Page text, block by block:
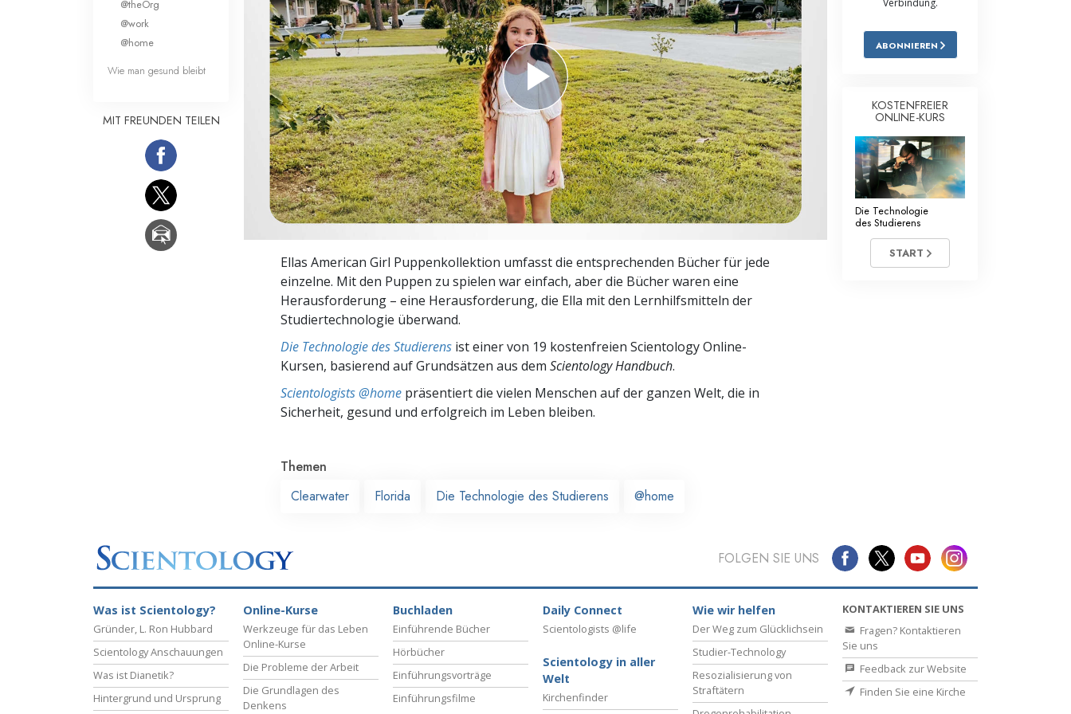
Liebe und Hass – Was ist Größe?
Antworten auf das Drogenproblem
Kinder
Werkzeuge für den Arbeitsplatz
Ethik und die Zustände
Die Ursache von Unterdrückung
Ermittlungen
Grundlagen des Organisierens
Die Grundlagen von Public Relations
Ellas American Girl Puppenkollektion umfasst die entsprechenden Bücher für jede
einzelne. Mit den Puppen zu spielen war einfach, aber die Bücher waren eine
Herausforderung – eine Herausforderung, die Ella mit den Lernhilfsmitteln der
Studiertechnologie überwand.
Die Technologie des Studierens ist einer von 19 kostenfreien Scientology Online-
Kursen, basierend auf Grundsätzen aus dem Scientology Handbuch.
Scientologists @home präsentiert die vielen Menschen auf der ganzen Welt, die in
Sicherheit, gesund und erfolgreich im Leben bleiben.
Themen
Clearwater
Florida Die Technologie des Studierens @home
@theOrg
@work
@home
Wie man gesund bleibt
MIT FREUNDEN TEILEN
Verbindung.
ABONNIEREN
KOSTENFREIER
ONLINE-KURS
Die Technologie
des Studierens
START
FOLGEN SIE UNS
Was ist Scientology?
Gründer, L. Ron Hubbard
Scientology Anschauungen
Was ist Dianetik?
Hintergrund und Ursprung
Online-Kurse
Werkzeuge für das Leben
Online-Kurse
Die Probleme der Arbeit
Die Grundlagen des
Denkens
Buchladen
Einführende Bücher
Hörbücher
Einführungsvorträge
Einführungsfilme
Daily Connect
Scientologists @life
Scientology in aller
Welt
Kirchenfinder
Wie wir helfen
Der Weg zum Glücklichsein
Studier-Technology
Resozialisierung von
Straftätern
KONTAKTIEREN SIE UNS
Fragen? Kontaktieren
Sie uns
Feedback zur Website
Finden Sie eine Kirche